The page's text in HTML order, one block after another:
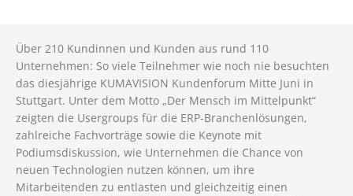
Über 210 Kundinnen und Kunden aus rund 110
Unternehmen: So viele Teilnehmer wie noch nie besuchten
das diesjährige KUMAVISION Kundenforum Mitte Juni in
Stuttgart. Unter dem Motto „Der Mensch im Mittelpunkt“
zeigten die Usergroups für die ERP-Branchenlösungen,
zahlreiche Fachvorträge sowie die Keynote mit
Podiumsdiskussion, wie Unternehmen die Chance von
neuen Technologien nutzen können, um ihre
Mitarbeitenden zu entlasten und gleichzeitig einen